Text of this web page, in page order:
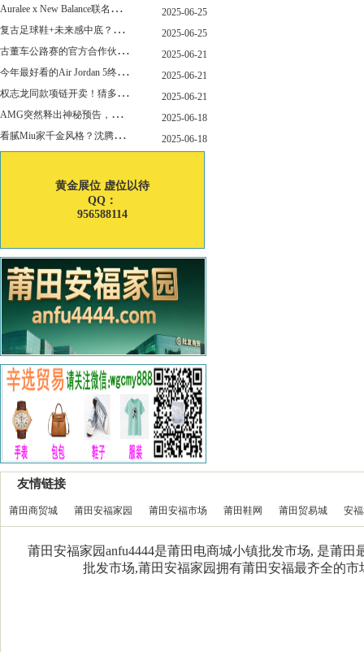
A
uralee x New Balance联名新作公布！主角是这双“小Miu Miu”？ 2025-06-25
复
古足球鞋+未来感中底？Mizuno这次有点东西！ 2025-06-25
古
董车公路赛的官方合作伙伴暨官方计时 非凡新作致敬竞速辉煌 2025-06-21
今
年最好看的Air Jordan 5终于公布发售日了！ 2025-06-21
权
志龙同款项链开卖！猜多少钱？ 2025-06-21
A
MG突然释出神秘预告，新电动超跑要来了？ 2025-06-18
看
腻Miu家千金风格？沈腾的Miu系老干部更适合男生朋友！ 2025-06-18
黄金展位 虚位以待
QQ：
956588114
友情链接
莆田商贸城 莆田安福家园 莆田安福市场 莆田鞋网 莆田贸易城 安
莆田安福家园anfu4444是莆田电商城小镇批发市场, 是莆
批发市场,莆田安福家园拥有莆田安福最齐全的